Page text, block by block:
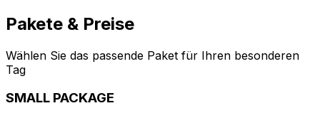
Pakete & Preise
Wählen Sie das passende Paket für Ihren besonderen
Tag
SMALL PACKAGE